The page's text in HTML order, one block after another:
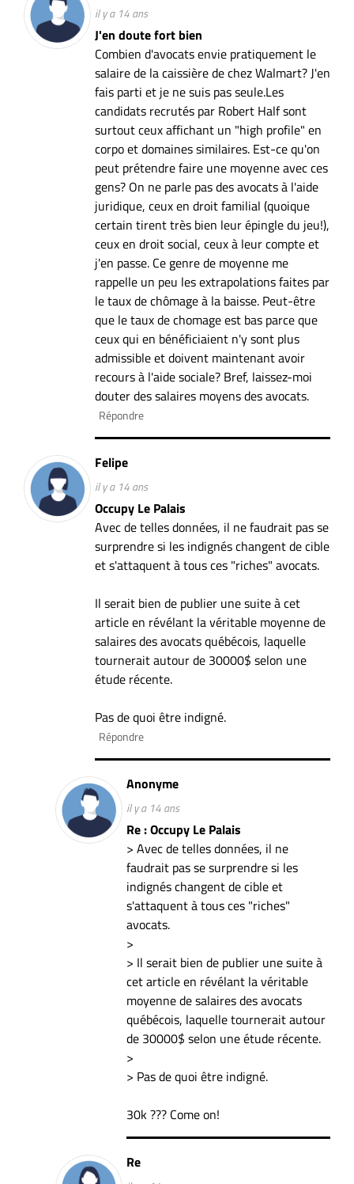
il y a 14 ans
J'en doute fort bien
Combien d'avocats envie pratiquement le
salaire de la caissière de chez Walmart? J'en
fais parti et je ne suis pas seule.Les
candidats recrutés par Robert Half sont
surtout ceux affichant un "high profile" en
corpo et domaines similaires. Est-ce qu'on
peut prétendre faire une moyenne avec ces
gens? On ne parle pas des avocats à l'aide
juridique, ceux en droit familial (quoique
certain tirent très bien leur épingle du jeu!),
ceux en droit social, ceux à leur compte et
j'en passe. Ce genre de moyenne me
rappelle un peu les extrapolations faites par
le taux de chômage à la baisse. Peut-être
que le taux de chomage est bas parce que
ceux qui en bénéficiaient n'y sont plus
admissible et doivent maintenant avoir
recours à l'aide sociale? Bref, laissez-moi
douter des salaires moyens des avocats.
Répondre
Felipe
il y a 14 ans
Occupy Le Palais
Avec de telles données, il ne faudrait pas se
surprendre si les indignés changent de cible
et s'attaquent à tous ces "riches" avocats.
Il serait bien de publier une suite à cet
article en révélant la véritable moyenne de
salaires des avocats québécois, laquelle
tournerait autour de 30000$ selon une
étude récente.
Pas de quoi être indigné.
Répondre
Anonyme
il y a 14 ans
Re : Occupy Le Palais
> Avec de telles données, il ne
faudrait pas se surprendre si les
indignés changent de cible et
s'attaquent à tous ces "riches"
avocats.
>
> Il serait bien de publier une suite à
cet article en révélant la véritable
moyenne de salaires des avocats
québécois, laquelle tournerait autour
de 30000$ selon une étude récente.
>
> Pas de quoi être indigné.
30k ??? Come on!
Re